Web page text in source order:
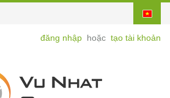
đăng nhập hoặc tạo tài khoản